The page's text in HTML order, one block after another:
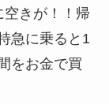
空きが！！帰
急に乗ると1
をお金で買